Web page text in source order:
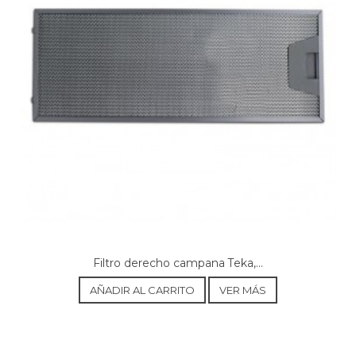
CATA, 02060607
CATA, 02075305 SYGMA 9010 X
CATA, 02075306
CATA, 02075401 SYGMA 9010 BK
CATA, 02075402
CATA, 02091302
CATA, 02128403
CATA, 02128403 ARTE 900XGBK
CATA, 02132304 SYGMA 12000 X
Filtro derecho campana Teka,...
AÑADIR AL CARRITO VER MÁS